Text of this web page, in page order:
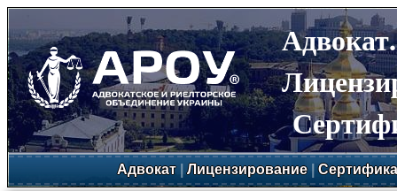
Адвокат|Лицензирование|